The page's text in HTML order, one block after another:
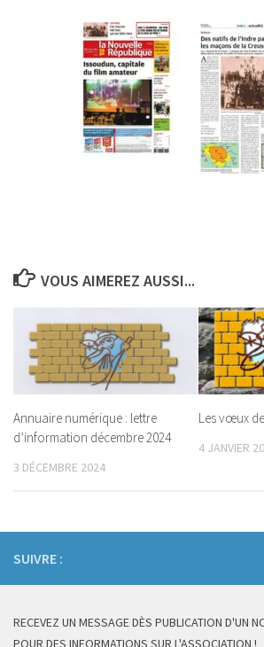
VOUS AIMEREZ AUSSI...
Annuaire numérique : lettre
d’information décembre 2024
3 DÉCEMBRE 2024
Les vœux
4 JANVIER
SUIVRE :
RECEVEZ UN MESSAGE DÈS PUBLICATION D'UN
POUR DES INFORMATIONS SUR L'ASSOCIATION !